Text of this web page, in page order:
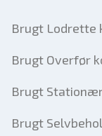
Brugt Lodrette
Brugt Overfør
Brugt
Brugt